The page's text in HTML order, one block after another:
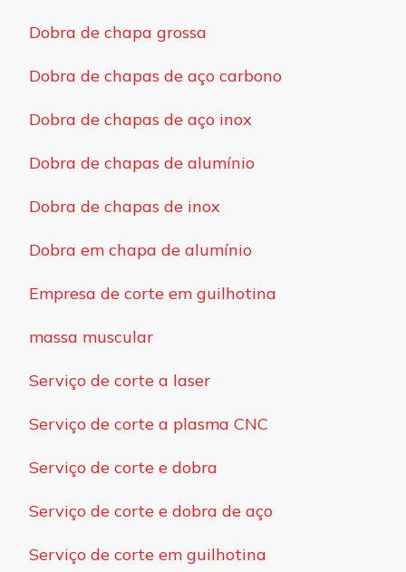
Dobra de chapa grossa
Dobra de chapas de aço carbono
Dobra de chapas de aço inox
Dobra de chapas de alumínio
Dobra de chapas de inox
Dobra em chapa de alumínio
Empresa de corte em guilhotina
massa muscular
Serviço de corte a laser
Serviço de corte a plasma CNC
Serviço de corte e dobra
Serviço de corte e dobra de aço
Serviço de corte em guilhotina